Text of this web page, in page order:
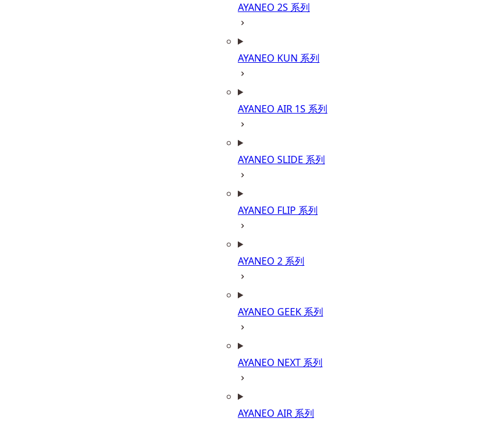
AYANEO 2S 系列
AYANEO KUN 系列
AYANEO AIR 1S 系列
AYANEO SLIDE 系列
AYANEO FLIP 系列
AYANEO 2 系列
AYANEO GEEK 系列
AYANEO NEXT 系列
AYANEO AIR 系列